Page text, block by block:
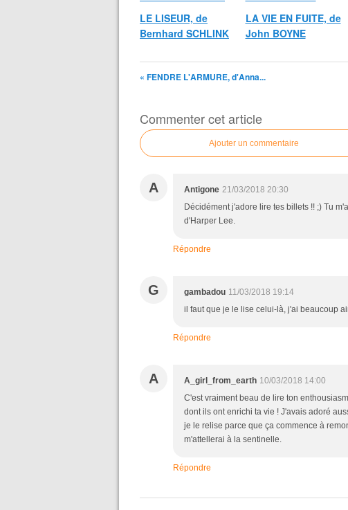
LE LISEUR, de
Bernhard SCHLINK
LA VIE EN FUITE, de
John BOYNE
« FENDRE L'ARMURE, d'Anna...
Commenter cet article
Ajouter un commentaire
A Antigone 21/03/2018 20:30
Décidément j'adore lire tes billets !! ;) Tu
d'Harper Lee.
Répondre
G gambadou 11/03/2018 19:14
il faut que je le lise celui-là, j'ai beaucoup
Répondre
A A_girl_from_earth 10/03/2018 14:00
C'est vraiment beau de lire ton
dont ils ont enrichi ta vie ! J'avais adoré
je le relise parce que ça commence à
m'attellerai à la sentinelle.
Répondre